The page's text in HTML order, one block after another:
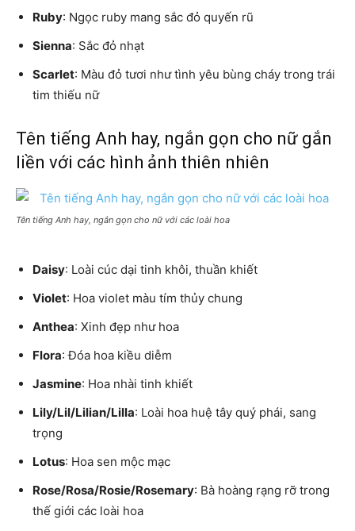
Ruby: Ngọc ruby mang sắc đỏ quyến rũ
Sienna: Sắc đỏ nhạt
Scarlet: Màu đỏ tươi như tình yêu bùng cháy trong trái
tim thiếu nữ
Tên tiếng Anh hay, ngắn gọn cho nữ gắn
liền với các hình ảnh thiên nhiên
Tên tiếng Anh hay, ngắn gọn cho nữ với các loài hoa
Daisy: Loài cúc dại tinh khôi, thuần khiết
Violet: Hoa violet màu tím thủy chung
Anthea: Xinh đẹp như hoa
Flora: Đóa hoa kiều diễm
Jasmine: Hoa nhài tinh khiết
Lily/Lil/Lilian/Lilla: Loài hoa huệ tây quý phái, sang
trọng
Lotus: Hoa sen mộc mạc
Rose/Rosa/Rosie/Rosemary: Bà hoàng rạng rỡ trong
thế giới các loài hoa